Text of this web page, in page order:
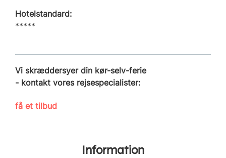
Hotelstandard:
*****
Vi skræddersyer din kør-selv-ferie
- kontakt vores rejsespecialister:
få et tilbud
Information